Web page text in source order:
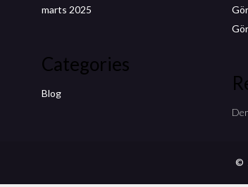
marts 2025
Categories
Blog
©